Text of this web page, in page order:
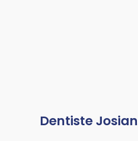
Dentiste